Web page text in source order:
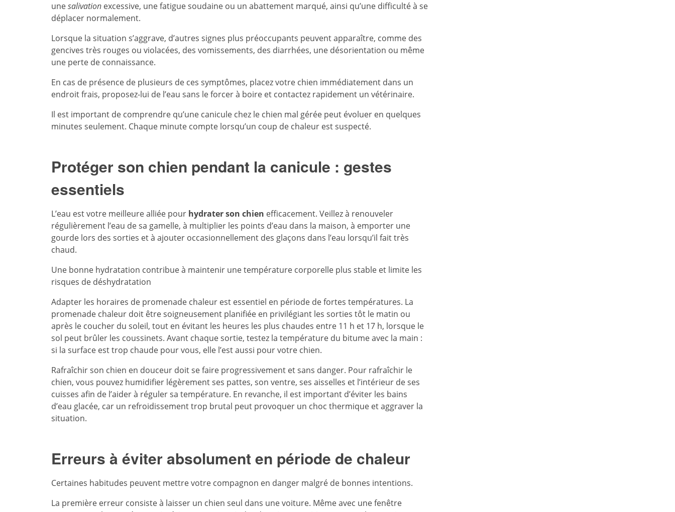
unesalivation excessive, une fatigue soudaine ou un abattement marqué, ainsi qu’une difficulté à se
déplacer normalement.
Lorsque la situation s’aggrave, d’autres signes plus préoccupants peuvent apparaître, comme des
gencives très rouges ou violacées, des vomissements, des diarrhées, une désorientation ou même
une perte de connaissance.
En cas de présence de plusieurs de ces symptômes, placez votre chien immédiatement dans un
endroit frais, proposez-lui de l’eau sans le forcer à boire et contactez rapidement un vétérinaire.
Il est important de comprendre qu’une canicule chez le chien mal gérée peut évoluer en quelques
minutes seulement. Chaque minute compte lorsqu’un coup de chaleur est suspecté.
Protéger son chien pendant la canicule : gestes
essentiels
L’eau est votre meilleure alliée pour hydrater son chien efficacement. Veillez à renouveler
régulièrement l’eau de sa gamelle, à multiplier les points d’eau dans la maison, à emporter une
gourde lors des sorties et à ajouter occasionnellement des glaçons dans l’eau lorsqu’il fait très
chaud.
Une bonne hydratation contribue à maintenir une température corporelle plus stable et limite les
risques de déshydratation
Adapter les horaires de promenade chaleur est essentiel en période de fortes températures. La
promenade chaleur doit être soigneusement planifiée en privilégiant les sorties tôt le matin ou
après le coucher du soleil, tout en évitant les heures les plus chaudes entre 11 h et 17 h, lorsque le
sol peut brûler les coussinets. Avant chaque sortie, testez la température du bitume avec la main :
si la surface est trop chaude pour vous, elle l’est aussi pour votre chien.
Rafraîchir son chien en douceur doit se faire progressivement et sans danger. Pour rafraîchir le
chien, vous pouvez humidifier légèrement ses pattes, son ventre, ses aisselles et l’intérieur de ses
cuisses afin de l’aider à réguler sa température. En revanche, il est important d’éviter les bains
d’eau glacée, car un refroidissement trop brutal peut provoquer un choc thermique et aggraver la
situation.
Erreurs à éviter absolument en période de chaleur
Certaines habitudes peuvent mettre votre compagnon en danger malgré de bonnes intentions.
La première erreur consiste à laisser un chien seul dans une voiture. Même avec une fenêtre